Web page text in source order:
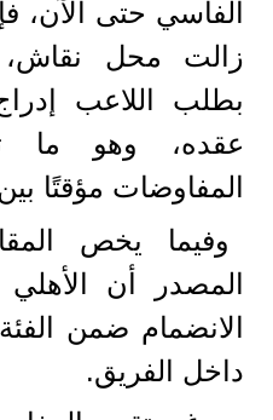
الفاسي حتى الآن،
زالت محل نقاش،
بطلب اللاعب
عقده، وهو
المفاوضات مؤقتًا
وفيما يخص
المصدر أن
الانضمام ضمن
داخل الفريق.